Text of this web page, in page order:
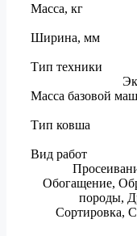
Масса, кг
Ширина, мм
Тип техники
Масса базовой
Тип ковша
Вид работ
Обогащение,
породы,
Сортировка,